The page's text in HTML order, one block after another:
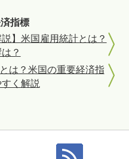
指標
説】米国雇用統計とは？
？
は？米国の重要経済指
く解説